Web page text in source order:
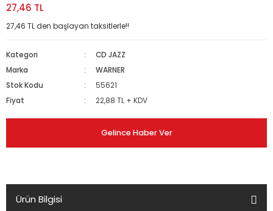
27,46 TL
27,46 TL den başlayan taksitlerle!!
Kategori
CD JAZZ
Marka
WARNER
Stok Kodu
55621
Fiyat
22,88 TL + KDV
Gelince Haber Ver
Ürün Bilgisi